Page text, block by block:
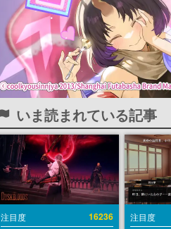
いま読まれている記事
注目度 16236 注目度